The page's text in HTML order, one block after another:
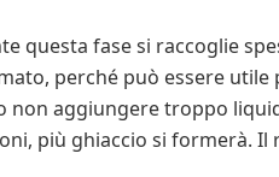
questa fase si raccoglie
perché può essere utile
non aggiungere troppo
più ghiaccio si formerà.